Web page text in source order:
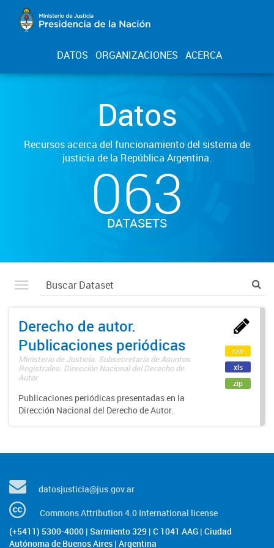
DATOS ORGANIZACIONES ACERCA
Datos
Recursos acerca del funcionamiento del sistema de
justicia de la República Argentina.
063
DATASETS
Derecho de autor.
Publicaciones periódicas
Ministerio de Justicia. Subsecretaría de Asuntos
Registrales. Dirección Nacional del Derecho de
Autor
Publicaciones periódicas presentadas en la
Dirección Nacional del Derecho de Autor.
csv
xls
zip
datosjusticia@jus.gov.ar
Commons Attribution 4.0 International license
(+5411) 5300-4000 | Sarmiento 329 | C 1041 AAG | Ciudad
Autónoma de Buenos Aires | Argentina